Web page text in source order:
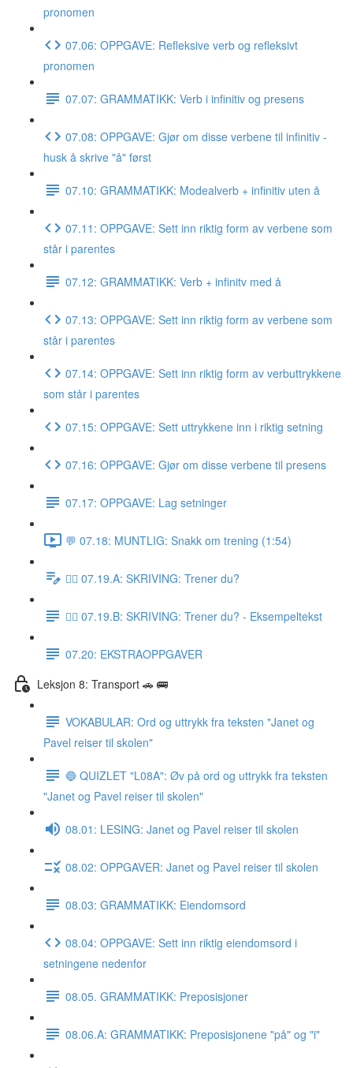
pronomen
07.06: OPPGAVE: Refleksive verb og refleksivt
pronomen
07.07: GRAMMATIKK: Verb i infinitiv og presens
07.08: OPPGAVE: Gjør om disse verbene til infinitiv -
husk å skrive "å" først
07.10: GRAMMATIKK: Modealverb + infinitiv uten å
07.11: OPPGAVE: Sett inn riktig form av verbene som
står i parentes
07.12: GRAMMATIKK: Verb + infinitv med å
07.13: OPPGAVE: Sett inn riktig form av verbene som
står i parentes
07.14: OPPGAVE: Sett inn riktig form av verbuttrykkene
som står i parentes
07.15: OPPGAVE: Sett uttrykkene inn i riktig setning
07.16: OPPGAVE: Gjør om disse verbene til presens
07.17: OPPGAVE: Lag setninger
💬 07.18: MUNTLIG: Snakk om trening (1:54)
✍🏼 07.19.A: SKRIVING: Trener du?
✍🏼 07.19.B: SKRIVING: Trener du? - Eksempeltekst
07.20: EKSTRAOPPGAVER
Leksjon 8: Transport 🚗 🚌
VOKABULAR: Ord og uttrykk fra teksten "Janet og
Pavel reiser til skolen"
🔵 QUIZLET "L08A": Øv på ord og uttrykk fra teksten
"Janet og Pavel reiser til skolen"
08.01: LESING: Janet og Pavel reiser til skolen
08.02: OPPGAVER: Janet og Pavel reiser til skolen
08.03: GRAMMATIKK: Eiendomsord
08.04: OPPGAVE: Sett inn riktig eiendomsord i
setningene nedenfor
08.05. GRAMMATIKK: Preposisjoner
08.06.A: GRAMMATIKK: Preposisjonene "på" og "i"